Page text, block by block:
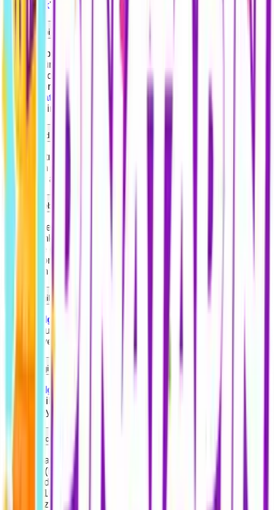
tıklayarak" blog sayfamızı ziyaret edebilirsiniz.
Satış talebi oluşturdum, işlem ne zaman sonuçlanır?
Satış talebiniz profesyonel ekibimiz tarafından mümkün olan
en kısa sürede, genellikle dakikalar içerisinde kontrol
edilerek sonuçlandırılır. Eğer bir gecikme olduğunu
düşünüyorsanız sitemizin sağ alt tarafındaki canlı destek
WhatsApp
hattımız üzerinden bizimle iletişime
geçebilirsiniz.
Razer Gold Pin satışı sonrası bakiyemi nasıl çekebilirim?
Satış yaptığınız bakiyeler için
üzerinden çekim talebi oluşturabilirsiniz. Çekim işlemiyle
ilgili adım adım rehbere
Çekim talebi oluşturdum, ödeme ne zaman gönderilir?
Çekim talepleriniz muhasebe departmanımızın işlem sırasına
göre mümkün olan en kısa sürede, genellikle dakikalar
içerisinde gönderilmektedir. Bir gecikme yaşandığını
düşünüyorsanız canlı destek veya
hattımız
üzerinden bize yazabilirsiniz.
Üyelik bilgilerimi nasıl değiştirebilirim?
Üyelik bilgileri
Telefon numarası ve üyelik şifrenizi kolayca
güncelleyebilirsiniz.
Fatura bilgilerimi nasıl değiştirebilirim?
Üyelik bilgileri
sayfasını açtıktan sonra üst kısımda bulunan
"Fatura Bilgilerim" sekmesine tıklayarak fatura bilgilerinizi
görüntüleyebilir ve kaydedebilirsiniz.
Pinatapin.com resmi ve orijinal ürün kodları mı sağlıyor?
Evet, Pinatapin.com olarak satışa sunduğumuz tüm ürün
kodlarını (E-pin) yalnızca markaların yetkili dağıtıcılarından
ve resmi distribütörlerden temin etmekteyiz. Satın aldığınız
kodlar %100 orijinaldir ve herhangi bir sorun yaşama
ihtimaliniz bulunmamaktadır.